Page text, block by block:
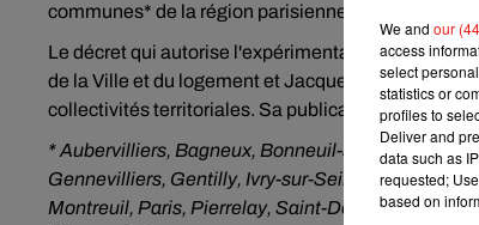
communes* de la région parisienne.
Le décret qui autorise l'expérimentation de
de la Ville et du logement et Jacqueline Gourault,
collectivités territoriales. Sa publication au
* Aubervilliers, Bagneux, Bonneuil-sur-Marne,
Gennevilliers, Gentilly, Ivry-sur-Seine, La
Montreuil, Paris, Pierrelay, Saint-Denis, Stains,
We and our
access
select
statistics or
profiles to
Deliver and
data such as
requested;
based on